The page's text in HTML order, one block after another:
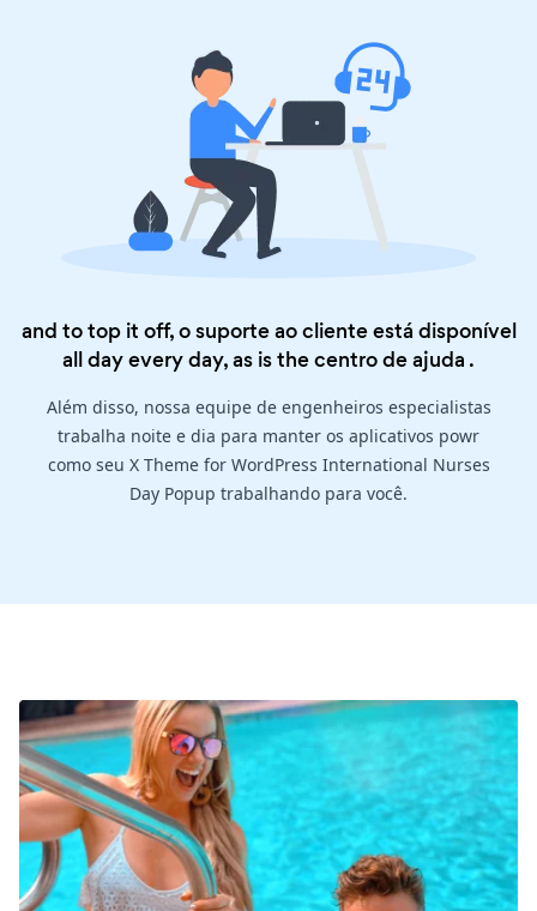
and to top it off, o suporte ao cliente está disponível
all day every day, as is thecentro de ajuda .
Além disso, nossa equipe de engenheiros especialistas
trabalha noite e dia para manter os aplicativos powr
como seu X Theme for WordPress International Nurses
Day Popup trabalhando para você.